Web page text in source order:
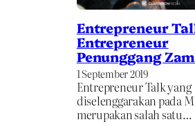
Entrepreneur
Entrepreneur
Penunggang
1 September 2019
Entrepreneur Talk yang
diselenggarakan pada
merupakan salah satu…